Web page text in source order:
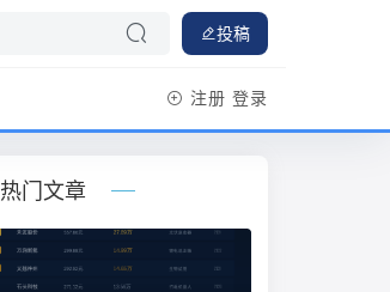
投稿
注册 登录
热门文章